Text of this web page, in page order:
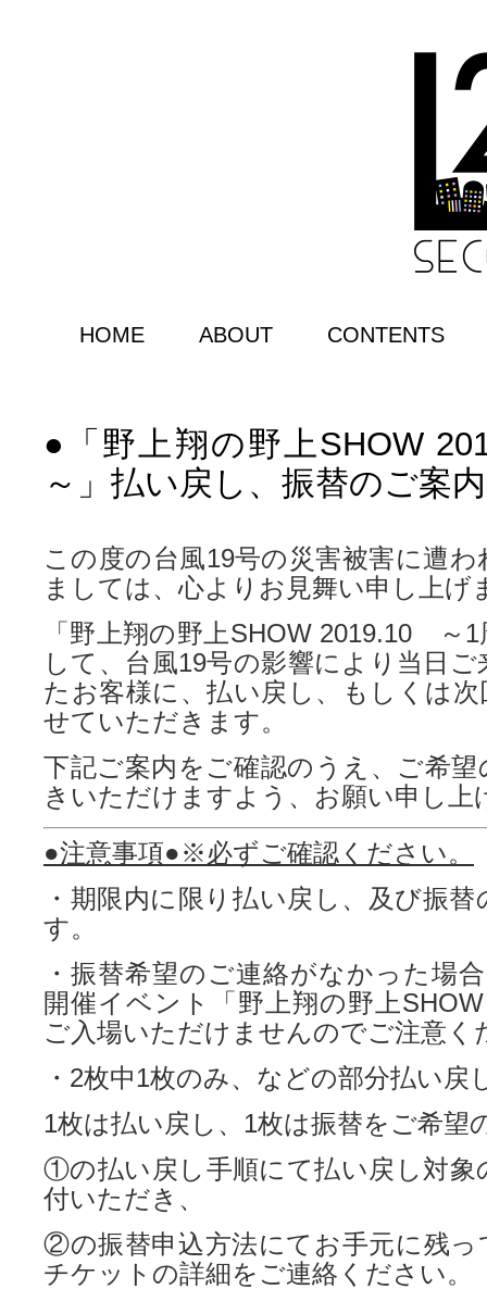
HOME ABOUT CONTENTS
●「野上翔の野上SHOW
～」払い戻し、振替のご案内
この度の台風19号の災害被害に遭
ましては、心よりお見舞い申し上げ
「野上翔の野上SHOW 2019.10 ～
して、台風19号の影響により当日
たお客様に、払い戻し、もしくは
せていただきます。
下記ご案内をご確認のうえ、ご希
きいただけますよう、お願い申し上
●注意事項●※必ずご確認ください。
・期限内に限り払い戻し、及び振
す。
・振替希望のご連絡がなかった場
開催イベント「野上翔の野上
ご入場いただけませんのでご注意く
・2枚中1枚のみ、などの部分払い戻
1枚は払い戻し、1枚は振替をご希望
①の払い戻し手順にて払い戻し対象
付いただき、
②の振替申込方法にてお手元に残っ
チケットの詳細をご連絡ください。